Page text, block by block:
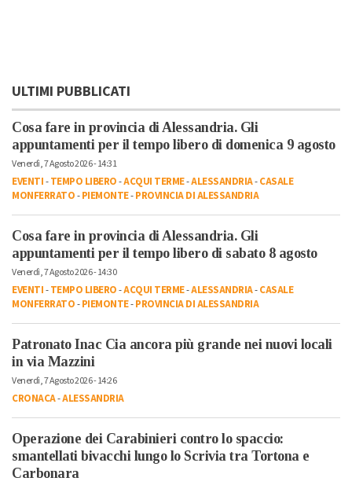
ULTIMI PUBBLICATI
Cosa fare in provincia di Alessandria. Gli
appuntamenti per il tempo libero di domenica 9 agosto
Venerdì, 7 Agosto 2026 - 14:31
EVENTI-TEMPO LIBERO-ACQUI TERME-ALESSANDRIA-CASALE
MONFERRATO-PIEMONTE-PROVINCIA DI ALESSANDRIA
Cosa fare in provincia di Alessandria. Gli
appuntamenti per il tempo libero di sabato 8 agosto
Venerdì, 7 Agosto 2026 - 14:30
EVENTI-TEMPO LIBERO-ACQUI TERME-ALESSANDRIA-CASALE
MONFERRATO-PIEMONTE-PROVINCIA DI ALESSANDRIA
Patronato Inac Cia ancora più grande nei nuovi locali
in via Mazzini
Venerdì, 7 Agosto 2026 - 14:26
CRONACA-ALESSANDRIA
Operazione dei Carabinieri contro lo spaccio:
smantellati bivacchi lungo lo Scrivia tra Tortona e
Carbonara